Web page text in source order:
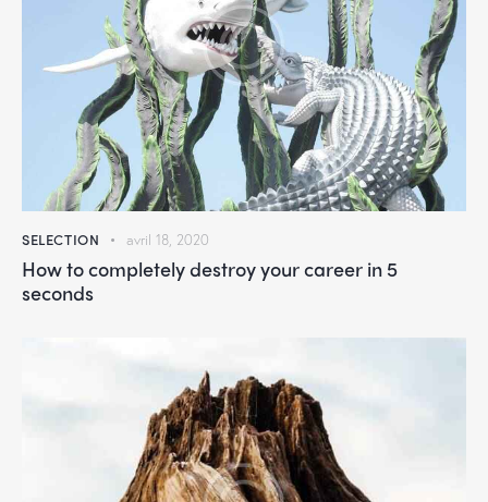
SELECTION avril 18, 2020
How to completely destroy your career in 5
seconds